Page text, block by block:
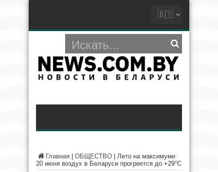
Главная ОБЩЕСТВО
Лето на максимуме:
20 июня воздух в Беларуси прогреется до +29°С